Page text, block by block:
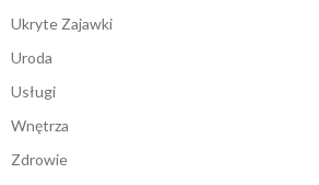
Ukryte Zajawki
Uroda
Usługi
Wnętrza
Zdrowie